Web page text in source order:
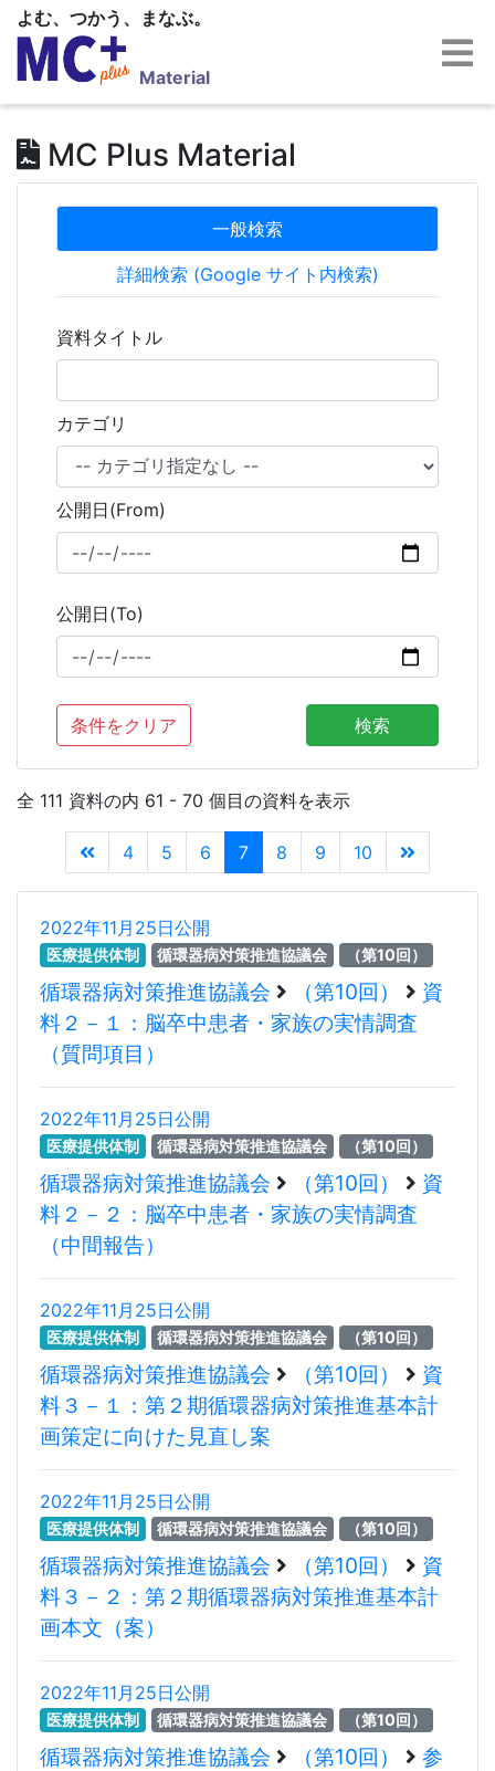
よむ、つかう、まなぶ。
Material
MC Plus Material
一般検索
詳細検索 (Google サイト内検索)
資料タイトル
カテゴリ
公開日(From)
公開日(To)
条件をクリア 検索
全 111 資料の内 61 - 70 個目の資料を表示
4 5 6 7 8 9 10
2022年11月25日公開
医療提供体制 循環器病対策推進協議会 （第10回）
循環器病対策推進協議会 （第10回）
資
料２－１：脳卒中患者・家族の実情調査
（質問項目）
2022年11月25日公開
医療提供体制 循環器病対策推進協議会 （第10回）
循環器病対策推進協議会 （第10回）
資
料２－２：脳卒中患者・家族の実情調査
（中間報告）
2022年11月25日公開
医療提供体制 循環器病対策推進協議会 （第10回）
循環器病対策推進協議会 （第10回）
資
料３－１：第２期循環器病対策推進基本計
画策定に向けた見直し案
2022年11月25日公開
医療提供体制 循環器病対策推進協議会 （第10回）
循環器病対策推進協議会 （第10回）
資
料３－２：第２期循環器病対策推進基本計
画本文（案）
2022年11月25日公開
医療提供体制 循環器病対策推進協議会 （第10回）
循環器病対策推進協議会 （第10回）
参